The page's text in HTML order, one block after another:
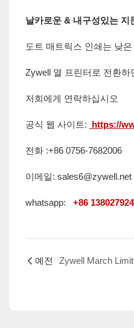
날카로운 & 내구성있는 지
도트 매트릭스 인쇄는 낮
Zywell 열 프린터로 전환
저희에게 연락하십시오
공식 웹 사이트: https://
전화 :+86 0756-7682006
이메일: sales6@zywell.net
whatsapp: +86
예전